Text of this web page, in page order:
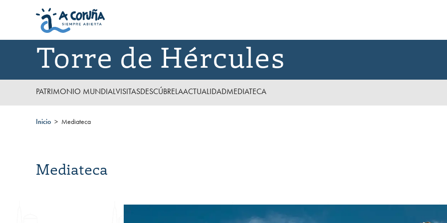
Torre de Hércules
PATRIMONIO MUNDIALVISITASDESCÚBRELAACTUALIDADMEDIATECA
Inicio Mediateca
Mediateca